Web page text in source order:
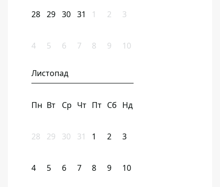
28 29 30 31 1 2 3
4 5 6 7 8 9 10
Листопад
Пн Вт Ср Чт Пт Сб Нд
28 29 30 31 1 2 3
4 5 6 7 8 9 10